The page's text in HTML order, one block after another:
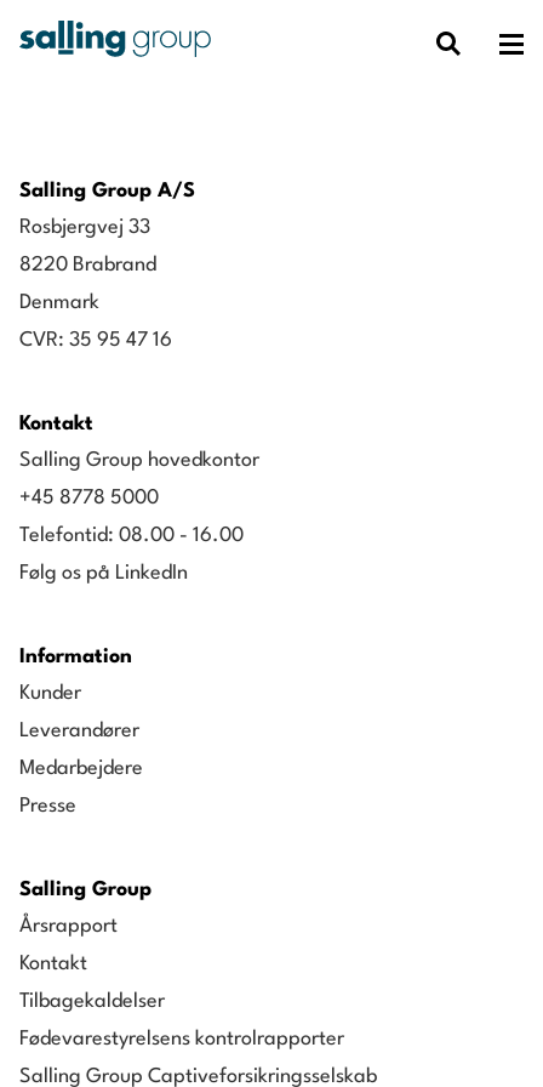
Salling Group A/S
Rosbjergvej 33
8220 Brabrand
Denmark
CVR: 35 95 47 16
Kontakt
Salling Group hovedkontor
+45 8778 5000
Telefontid: 08.00 - 16.00
Følg os på LinkedIn
Information
Kunder
Leverandører
Medarbejdere
Presse
Salling Group
Årsrapport
Kontakt
Tilbagekaldelser
Fødevarestyrelsens kontrolrapporter
Salling Group Captiveforsikringsselskab